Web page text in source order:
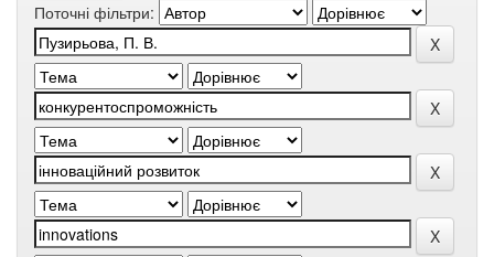
Поточні фільтри: